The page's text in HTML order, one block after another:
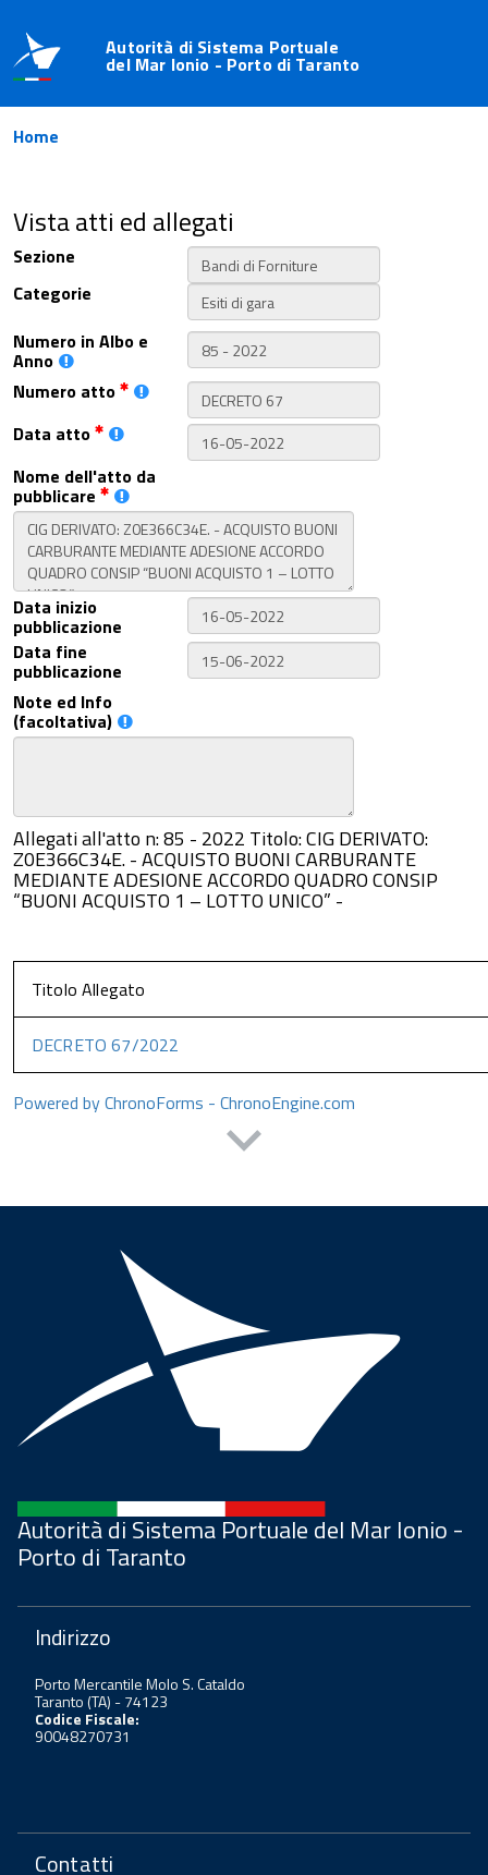
Autorità di Sistema Portuale
del Mar Ionio - Porto di Taranto
Home
Vista atti ed allegati
Sezione
Categorie
Numero in Albo e
Anno
Numero atto
Data atto
Nome dell'atto da
pubblicare
Data inizio
pubblicazione
Data fine
pubblicazione
Note ed Info
(facoltativa)
Allegati all'atto n: 85 - 2022 Titolo: CIG DERIVATO:
Z0E366C34E. - ACQUISTO BUONI CARBURANTE
MEDIANTE ADESIONE ACCORDO QUADRO CONSIP
“BUONI ACQUISTO 1 – LOTTO UNICO” -
Titolo Allegato
DECRETO 67/2022
Powered by ChronoForms - ChronoEngine.com
Autorità di Sistema Portuale del Mar Ionio -
Porto di Taranto
Indirizzo
Porto Mercantile Molo S. Cataldo
Taranto (TA) - 74123
Codice Fiscale:
90048270731
Contatti